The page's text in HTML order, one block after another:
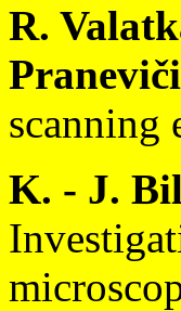
R.
scanning
K. - J.